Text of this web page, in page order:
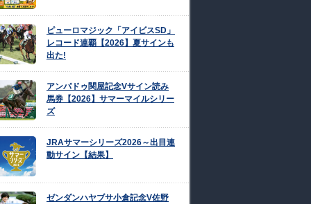
ピューロマジック「アイビスSD」
レコード連覇【2026】夏サインも
出た!
アンパドゥ関屋記念Vサイン読み
馬券【2026】サマーマイルシリー
ズ
JRAサマーシリーズ2026～出目連
動サイン【結果】
ゼンダンハヤブサ小倉記念V佐野